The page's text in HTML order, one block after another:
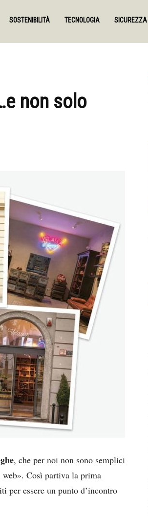
SOSTENIBILITÀ TECNOLOGIA SICUREZZA
non solo
, che per noi non sono semplici
web». Così partiva la prima
per essere un punto d’incontro